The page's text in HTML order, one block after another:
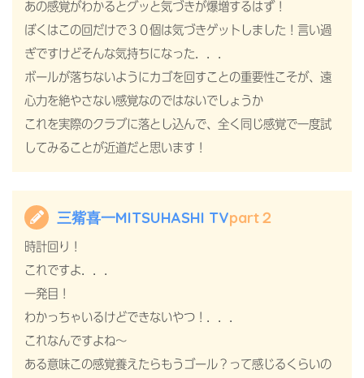
あの感覚がわかるとグッと気づきが爆増するはず！
ぼくはこの回だけで３０個は気づきゲットしました！言い過
ぎですけどそんな気持ちになった．．．
ボールが落ちないようにカゴを回すことの重要性こそが、遠
心力を絶やさない感覚なのではないでしょうか
これを実際のクラブに落とし込んで、全く同じ感覚で一度試
してみることが近道だと思います！
三觜喜一MITSUHASHI TVpart２
時計回り！
これですよ．．．
一発目！
わかっちゃいるけどできないやつ！．．．
これなんですよね～
ある意味この感覚養えたらもうゴール？って感じるくらいの